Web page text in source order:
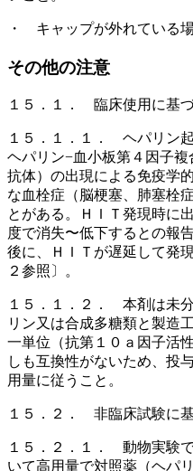
・ キャップが外れている
その他の注意
１５．１． 臨床使用に基
１５．１．１． ヘパリン
ヘパリン−血小板第４因子
抗体）の出現による免疫学
な血栓症（脳梗塞、肺塞栓
とがある。ＨＩＴ発現時に
度で消失〜低下するとの報
後に、ＨＩＴが遅延して発
２参照〕。
１５．１．２． 本剤は未
リン又は合成多糖類と製造
一単位（抗第１０ａ因子活
しも互換性がないため、投
用量に従うこと。
１５．２． 非臨床試験に
１５．２．１． 動物実験
いて高用量で対照薬（ヘパ